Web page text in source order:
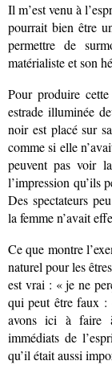
Il m’est venu à
pourrait bien être
permettre de
matérialiste et son
Pour produire
estrade illuminée
noir est placé sur
comme si elle
peuvent pas voir
l’impression qu’ils
Des spectateurs
la femme n’avait
Ce que montre
naturel pour les
est vrai : « je ne
qui peut être faux :
avons ici à faire
immédiats de
qu’il était aussi